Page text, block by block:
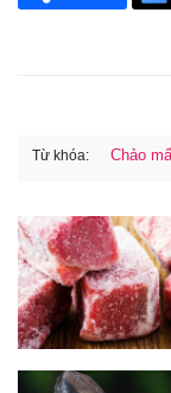
Từ khóa: Chảo